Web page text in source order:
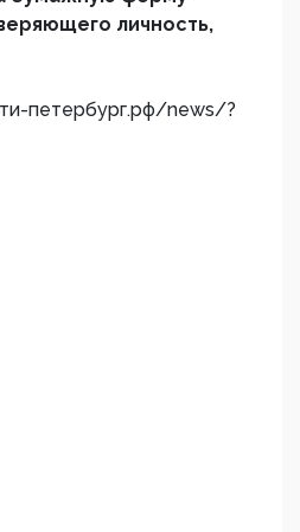
личность,
петербург.рф/news/?